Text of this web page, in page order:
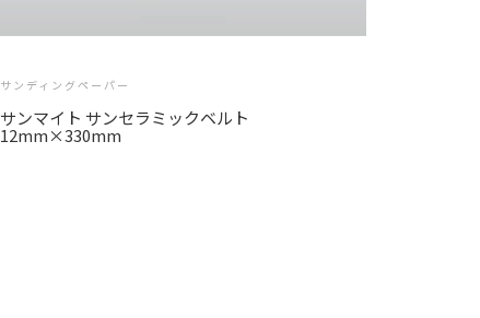
サンディングペーパー
サンマイト サンセラミックベルト
12mm×330mm